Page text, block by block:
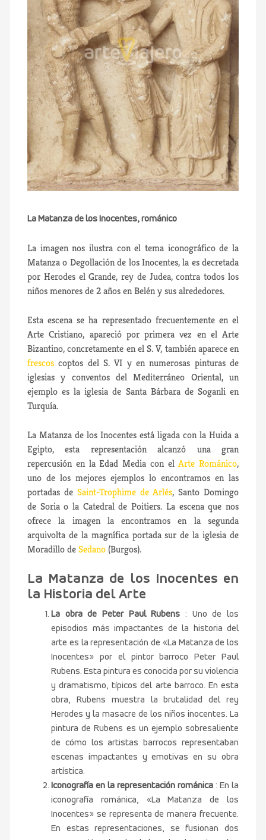
La Matanza de los Inocentes, románico
La imagen nos ilustra con el tema iconográfico de la
Matanza o Degollación de los Inocentes,la es decretada
por Herodes el Grande, rey de Judea, contra todos los
niños menores de 2 años en Belén y sus alrededores.
Esta escena se ha representado frecuentemente en el
Arte Cristiano, apareció por primera vez en el Arte
Bizantino, concretamente en el S. V, también aparece en
frescos coptos del S. VI y en numerosas pinturas de
iglesias y conventos del Mediterráneo Oriental, un
ejemplo es la iglesia de Santa Bárbara de Soganli en
Turquía.
La Matanza de los Inocentes está ligada con la Huida a
Egipto, esta representación alcanzó una gran
repercusión en la Edad Media con elArte Románico,
uno de los mejores ejemplos lo encontramos en las
portadas de Saint-Trophime de Arlés, Santo Domingo
de Soria o la Catedral de Poitiers. La escena que nos
ofrece la imagen la encontramos en la segunda
arquivolta de la magnífica portada sur de la iglesia de
Moradillo deSedano(Burgos).
La Matanza de los Inocentes en
la Historia del Arte
La obra de Peter Paul Rubens : Uno de los
episodios más impactantes de la historia del
arte es la representación de «La Matanza de los
Inocentes» por el pintor barroco Peter Paul
Rubens. Esta pintura es conocida por su violencia
y dramatismo, típicos del arte barroco. En esta
obra, Rubens muestra la brutalidad del rey
Herodes y la masacre de los niños inocentes. La
pintura de Rubens es un ejemplo sobresaliente
de cómo los artistas barrocos representaban
escenas impactantes y emotivas en su obra
artística.
Iconografía en la representación románica : En la
iconografía románica, «La Matanza de los
Inocentes» se representa de manera frecuente.
En estas representaciones, se fusionan dos